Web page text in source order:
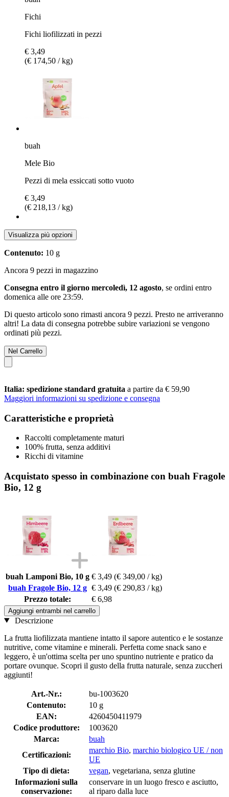
Fichi
Fichi liofilizzati in pezzi
€ 3,49
(€ 174,50 / kg)
buah
Mele Bio
Pezzi di mela essiccati sotto vuoto
€ 3,49
(€ 218,13 / kg)
Visualizza più opzioni
Contenuto: 10 g
Ancora 9 pezzi in magazzino
Consegna entro il giorno mercoledì, 12 agosto, se ordini entro
domenica alle ore 23:59.
Di questo articolo sono rimasti ancora 9 pezzi. Presto ne arriveranno
altri! La data di consegna potrebbe subire variazioni se vengono
ordinati più pezzi.
Nel Carrello
Italia: spedizione standard gratuita a partire da € 59,90
Maggiori informazioni su spedizione e consegna
Caratteristiche e proprietà
Raccolti completamente maturi
100% frutta, senza additivi
Ricchi di vitamine
Acquistato spesso in combinazione con buah Fragole
Bio, 12 g
buah Lamponi Bio, 10 g € 3,49 (€ 349,00 / kg)
buah Fragole Bio, 12 g € 3,49 (€ 290,83 / kg)
Prezzo totale:
€ 6,98
Aggiungi entrambi nel carrello
Descrizione
La frutta liofilizzata mantiene intatto il sapore autentico e le sostanze
nutritive, come vitamine e minerali. Perfetta come snack sano e
leggero, è un'ottima scelta per uno spuntino nutriente e pratico da
portare ovunque. Scopri il gusto della frutta naturale, senza zuccheri
aggiunti!
Art.-Nr.:
bu-1003620
Contenuto:
10 g
EAN:
4260450411979
Codice produttore:
1003620
Marca:
buah
Certificazioni:
marchio Bio, marchio biologico UE / non
UE
Tipo di dieta:
vegan, vegetariana, senza glutine
Informazioni sulla
conservazione:
conservare in un luogo fresco e asciutto,
al riparo dalla luce